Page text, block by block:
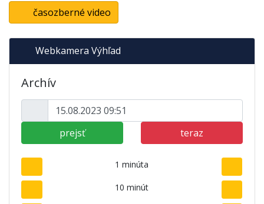
časozberné video
Webkamera Výhľad
Archív
prejsť teraz
1 minúta
10 minút